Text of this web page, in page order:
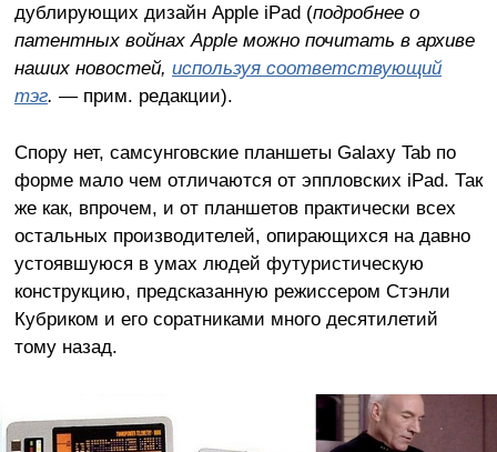
дублирующих дизайн Apple iPad (подробнее о
патентных войнахAppleможно почитать в архиве
наших новостей, используя соответствующий
тэг. — прим. редакции).
Спору нет, самсунговские планшеты Galaxy Tab по
форме мало чем отличаются от эппловских iPad. Так
же как, впрочем, и от планшетов практически всех
остальных производителей, опирающихся на давно
устоявшуюся в умах людей футуристическую
конструкцию, предсказанную режиссером Стэнли
Кубриком и его соратниками много десятилетий
тому назад.